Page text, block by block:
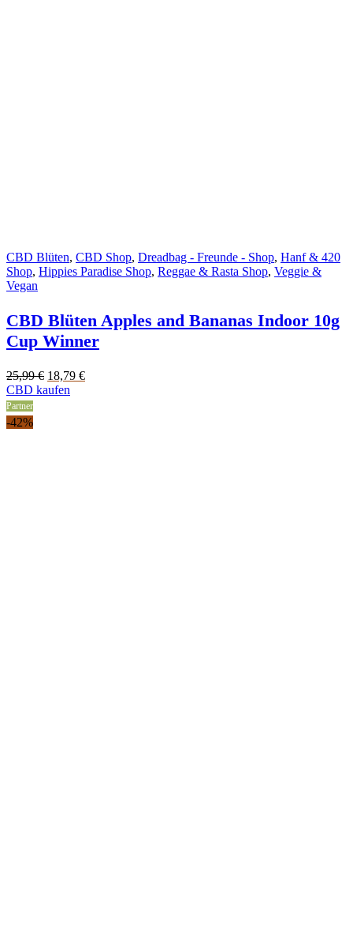
CBD Blüten, CBD Shop, Dreadbag - Freunde - Shop, Hanf & 420
Shop, Hippies Paradise Shop, Reggae & Rasta Shop, Veggie &
Vegan
CBD Blüten Apples and Bananas Indoor 10g
Cup Winner
25,99€ Original
price
18,79 €Current
CBD kaufen
Partner
-42%